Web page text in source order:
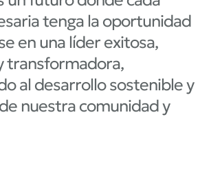
tenga la oportunidad
en una líder exitosa,
transformadora,
al desarrollo sostenible y
nuestra comunidad y